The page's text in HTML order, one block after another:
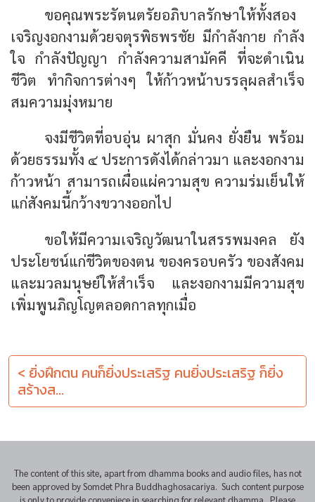
ขอคุณพระรัตนตรัยอภิบาลรักษาให้ทั้งสอง
เจริญงอกงามด้วยจตุรพิธพรชัย มีกำลังกาย กำลัง
ใจ กำลังปัญญา กำลังความสามัคคี ที่จะดำเนิน
ชีวิต ทำกิจการต่างๆ ให้ก้าวหน้าบรรลุผลสำเร็จ
สมความมุ่งหมาย
จงมีชีวิตที่อบอุ่น ผาสุก มั่นคง ยั่งยืน พร้อม
ด้วยธรรมทั้ง ๔ ประการดังได้กล่าวมา และงอกงาม
ก้าวหน้า สามารถเผื่อแผ่ความสุข ความร่มเย็นให้
แก่สังคมนี้กว้างขวางออกไป
ขอให้มีความเจริญวัฒนาในสรรพมงคล ยัง
ประโยชน์แก่ชีวิตของตน ของครอบครัว ของสังคม
และมวลมนุษย์ให้สำเร็จ และงอกงามมีความสุข
เพิ่มพูนภิญโญตลอดกาลทุกเมื่อ
< ยิ่งฝึกตน คนก็ยิ่งประเสริฐ คนยิ่งประเสริฐ ก็ยิ่ง
สร้างส...
The content of this site, apart from dhamma books and audio files, has not
been approved by Somdet Phra Buddhaghosacariya. Such content purpose
is only to provide conveniece in searching for relevant dhamma. Please